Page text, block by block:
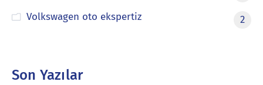
Volkswagen oto ekspertiz
2
Son Yazılar